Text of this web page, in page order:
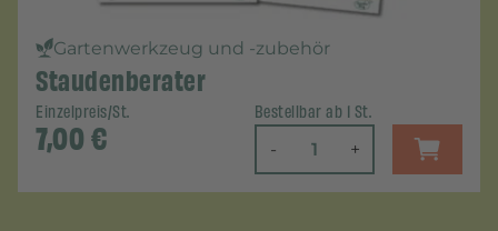
Gartenwerkzeug und -zubehör
Staudenberater
Einzelpreis/St.
7,00€
Bestellbar ab 1 St.
- +